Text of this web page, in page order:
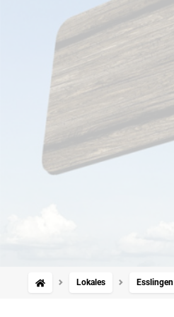
Lokales Esslingen